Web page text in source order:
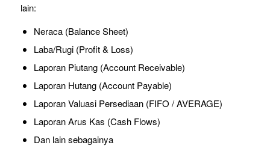
lain:
Neraca (Balance Sheet)
Laba/Rugi (Profit & Loss)
Laporan Piutang (Account Receivable)
Laporan Hutang (Account Payable)
Laporan Valuasi Persediaan (FIFO / AVERAGE)
Laporan Arus Kas (Cash Flows)
Dan lain sebagainya